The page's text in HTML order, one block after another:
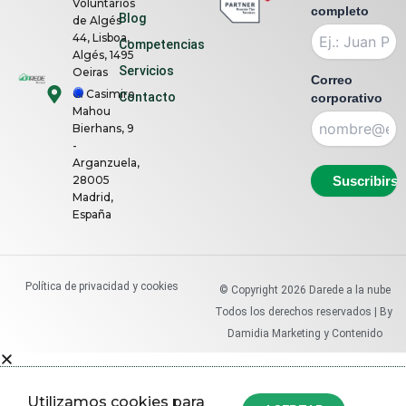
Voluntários
de Algés
44, Lisboa,
Algés, 1495
Oeiras
C. Casimiro
Mahou
Bierhans, 9
-
Arganzuela,
28005
Madrid,
España
n
k
e
d
i
n
Blog
Competencias
Servicios
Contacto
completo
Correo
corporativo
Política de privacidad y cookies © Copyright 2026 Darede a la nube
Todos los derechos reservados | By
Damidia Marketing y Contenido
Utilizamos cookies para